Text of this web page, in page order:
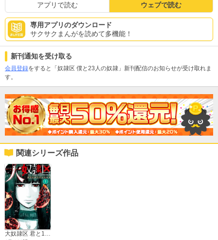
アプリで読む ウェブで読む
専用アプリのダウンロード
サクサクまんがを読めて多機能！
新刊通知を受け取る
会員登録をすると「奴隷区 僕と23人の奴隷」新刊配信のお知らせが受け取れま
す。
関連シリーズ作品